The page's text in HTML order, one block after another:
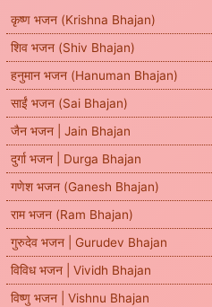
कृष्ण भजन (Krishna Bhajan)
शिव भजन (Shiv Bhajan)
हनुमान भजन (Hanuman Bhajan)
साईं भजन (Sai Bhajan)
जैन भजन | Jain Bhajan
दुर्गा भजन | Durga Bhajan
गणेश भजन (Ganesh Bhajan)
राम भजन (Ram Bhajan)
गुरुदेव भजन | Gurudev Bhajan
विविध भजन | Vividh Bhajan
विष्णु भजन | Vishnu Bhajan